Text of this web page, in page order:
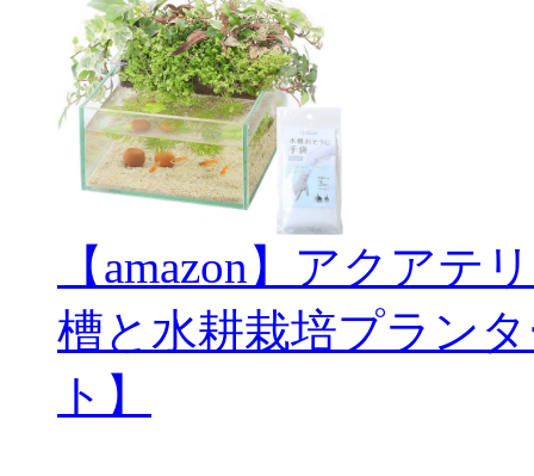
【amazon】アクアテ
槽と水耕栽培プラン
ト】